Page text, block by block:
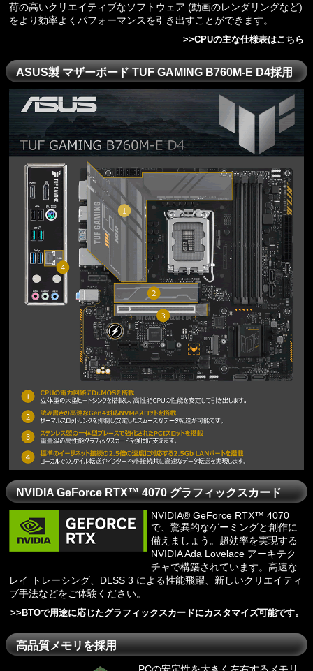
荷の高いクリエイティブなソフトウェア (動画のレンダリングなど)
をより効率よくパフォーマンスを引き出すことができます。
>>CPUの主な仕様表はこちら
ASUS製 マザーボード TUF GAMING B760M-E D4採用
NVIDIA GeForce RTX™ 4070 グラフィックスカード
NVIDIA® GeForce RTX™ 4070
で、驚異的なゲーミングと創作に
備えましょう。超効率を実現する
NVIDIA Ada Lovelace アーキテク
チャで構築されています。高速な
レイ トレーシング、DLSS 3 による性能飛躍、新しいクリエイティ
ブ手法などをご体験ください。
>> BTOで用途に応じたグラフィックスカードにカスタマイズ可能です。
高品質メモリを採用